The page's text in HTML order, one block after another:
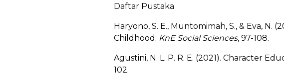
Daftar Pustaka
Haryono, S. E., Muntomimah, S., & Eva,
Childhood. KnE Social Sciences, 97-108.
Agustini, N. L. P. R. E. (2021). Character
102.